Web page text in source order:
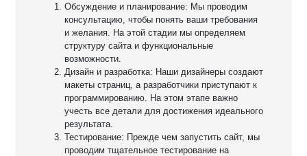
Обсуждение и планирование: Мы проводим
консультацию, чтобы понять ваши требования
и желания. На этой стадии мы определяем
структуру сайта и функциональные
возможности.
Дизайн и разработка: Наши дизайнеры создают
макеты страниц, а разработчики приступают к
программированию. На этом этапе важно
учесть все детали для достижения идеального
результата.
Тестирование: Прежде чем запустить сайт, мы
проводим тщательное тестирование на